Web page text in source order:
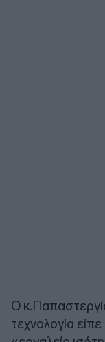
Ο
τεχνολογία